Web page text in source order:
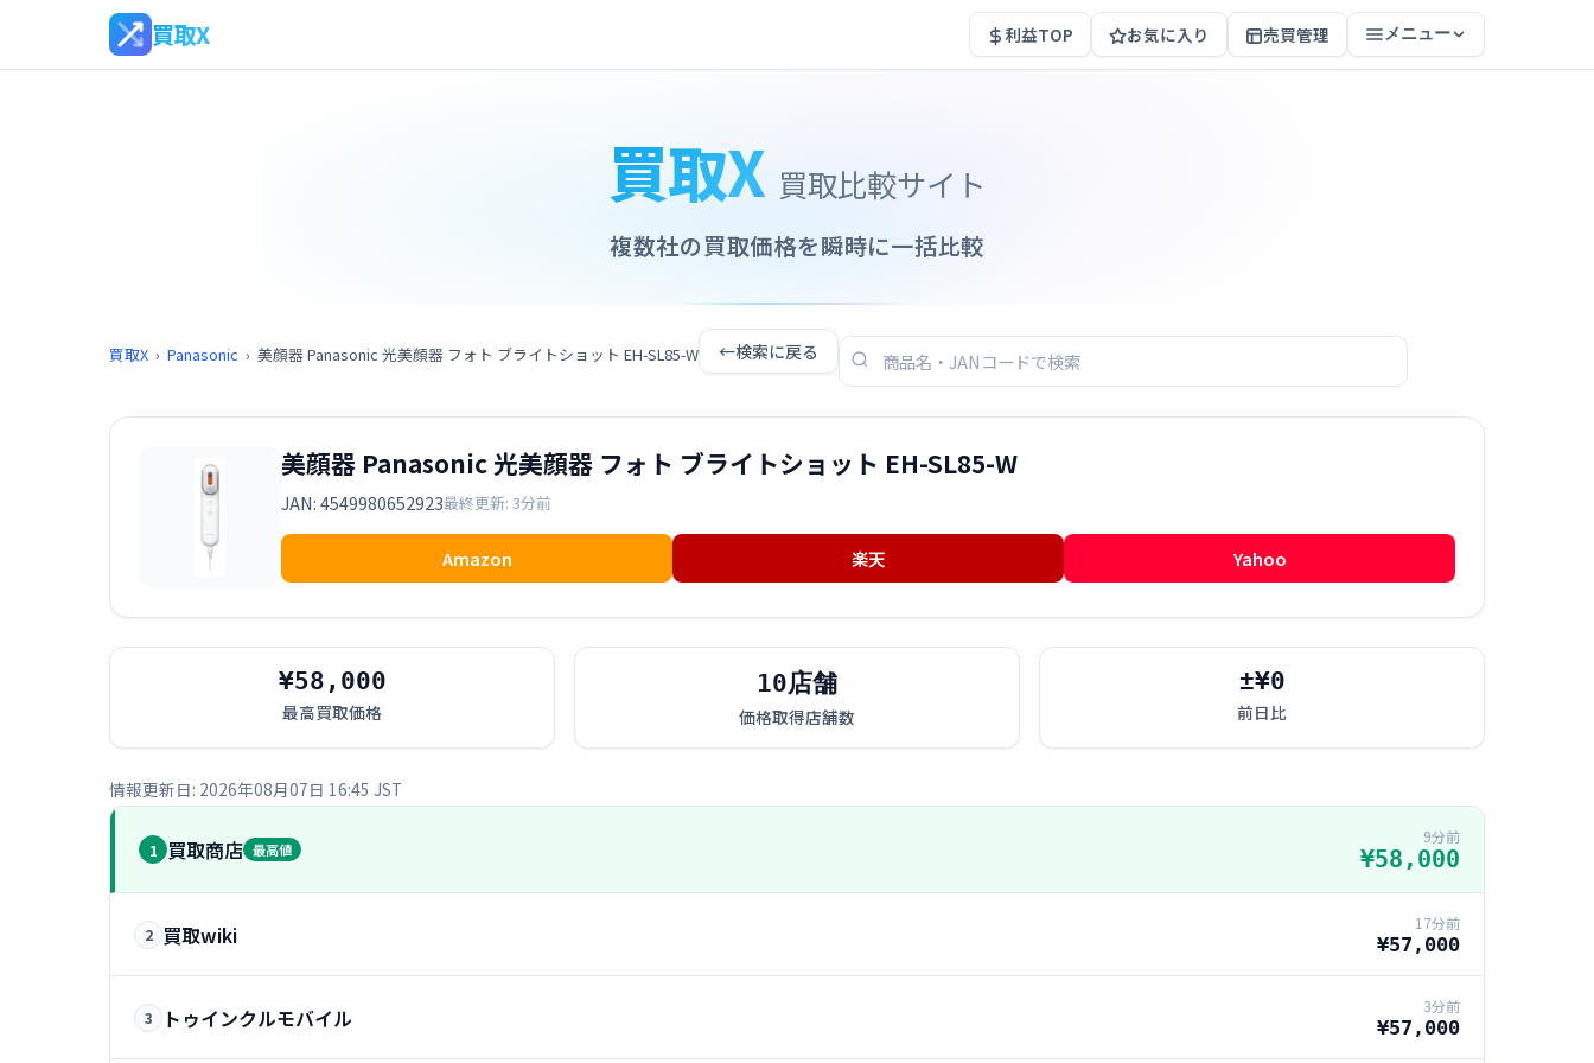
買取X 利益TOP お気に入り 売買管理 メニュー
買取X 買取比較サイト
複数社の買取価格を瞬時に一括比較
買取X › Panasonic › 美顔器 Panasonic 光美顔器 フォト ブライトショット EH-SL85-W ←検索に戻る
美顔器 Panasonic 光美顔器 フォト ブライトショット EH-SL85-W
JAN: 4549980652923最終更新: 3分前
Amazon 楽天 Yahoo
¥58,000
最高買取価格
10店舗
価格取得店舗数
±¥0
前日比
情報更新日: 2026年08月07日 16:45 JST
1 買取商店 最高値
9分前
¥58,000
2 買取wiki 17分前
¥57,000
3 トゥインクルモバイル 3分前
¥57,000